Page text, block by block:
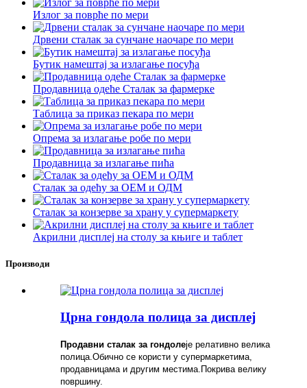
Излог за поврће по мери
Дрвени сталак за сунчане наочаре по мери
Бутик намештај за излагање посуђа
Продавница одеће Сталак за фармерке
Таблица за приказ пекара по мери
Опрема за излагање робе по мери
Продавница за излагање пића
Сталак за одећу за ОЕМ и ОДМ
Сталак за конзерве за храну у супермаркету
Акрилни дисплеј на столу за књиге и таблет
Производи
Црна гондола полица за дисплеј
Продавни сталак за гондолеје релативно велика
полица.Обично се користи у супермаркетима,
продавницама и другим местима.Покрива велику
површину.